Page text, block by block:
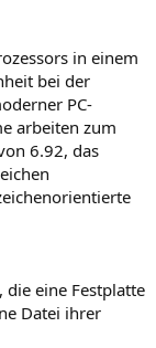
in einem
bei der
PC-
arbeiten zum
6.92, das
eine Festplatte
Datei ihrer